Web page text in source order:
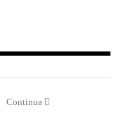
Continua